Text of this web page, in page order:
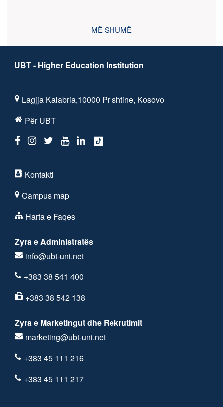
MË SHUMË
UBT - Higher Education Institution
Lagjja Kalabria,10000 Prishtine, Kosovo
Për UBT
Kontakti
Campus map
Harta e Faqes
Zyra e Administratës
info@ubt-uni.net
+383 38 541 400
+383 38 542 138
Zyra e Marketingut dhe Rekrutimit
marketing@ubt-uni.net
+383 45 111 216
+383 45 111 217